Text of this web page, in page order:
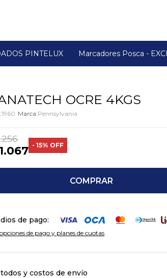
PINTELUX Marcadores Posca -
OCRE 4KGS
1960 Pennsylvania
1.067 15
COMPRAR
de pago:
de pago y planes de cuotas
y costos de envío